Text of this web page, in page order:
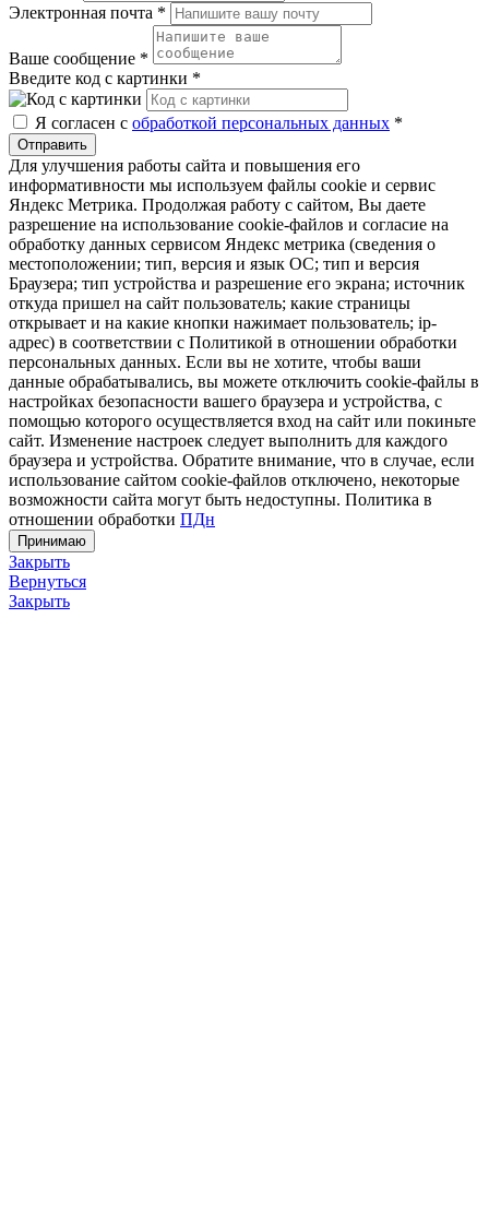
Электронная почта *
Ваше сообщение *
Введите код с картинки *
Я согласен с обработкой персональных данных *
Отправить
Для улучшения работы сайта и повышения его
информативности мы используем файлы cookie и сервис
Яндекс Метрика. Продолжая работу с сайтом, Вы даете
разрешение на использование cookie-файлов и согласие на
обработку данных сервисом Яндекс метрика (сведения о
местоположении; тип, версия и язык ОС; тип и версия
Браузера; тип устройства и разрешение его экрана; источник
откуда пришел на сайт пользователь; какие страницы
открывает и на какие кнопки нажимает пользователь; ip-
адрес) в соответствии с Политикой в отношении обработки
персональных данных. Если вы не хотите, чтобы ваши
данные обрабатывались, вы можете отключить cookie-файлы в
настройках безопасности вашего браузера и устройства, с
помощью которого осуществляется вход на сайт или покиньте
сайт. Изменение настроек следует выполнить для каждого
браузера и устройства. Обратите внимание, что в случае, если
использование сайтом cookie-файлов отключено, некоторые
возможности сайта могут быть недоступны. Политика в
отношении обработки ПДн
Принимаю
Закрыть
Вернуться
Закрыть